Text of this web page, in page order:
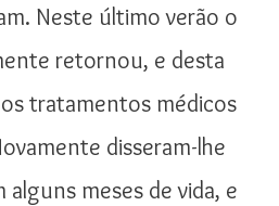
Neste último verão o
retornou, e desta
tratamentos médicos
disseram-lhe
alguns meses de vida, e